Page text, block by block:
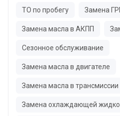
ТО по пробегу Замена
Замена масла в АКПП
Сезонное обслуживание
Замена масла в двигателе
Замена масла в трансмиссии
Замена охлаждающей